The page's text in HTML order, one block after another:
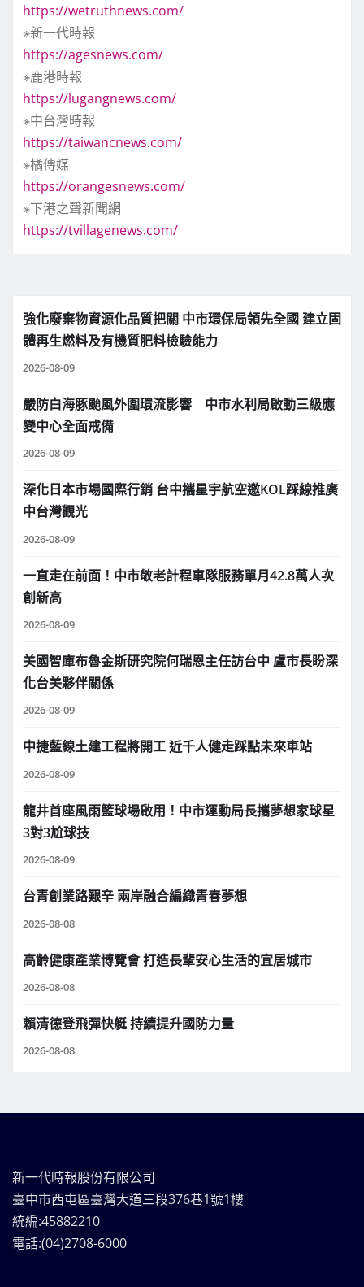
https://wetruthnews.com/
※新一代時報
https://agesnews.com/
※鹿港時報
https://lugangnews.com/
※中台灣時報
https://taiwancnews.com/
※橘傳媒
https://orangesnews.com/
※下港之聲新聞網
https://tvillagenews.com/
強化廢棄物資源化品質把關 中市環保局領先全國 建立固
體再生燃料及有機質肥料檢驗能力
2026-08-09
嚴防白海豚颱風外圍環流影響 中市水利局啟動三級應
變中心全面戒備
2026-08-09
深化日本市場國際行銷 台中攜星宇航空邀KOL踩線推廣
中台灣觀光
2026-08-09
一直走在前面！中市敬老計程車隊服務單月42.8萬人次
創新高
2026-08-09
美國智庫布魯金斯研究院何瑞恩主任訪台中 盧市長盼深
化台美夥伴關係
2026-08-09
中捷藍線土建工程將開工 近千人健走踩點未來車站
2026-08-09
龍井首座風雨籃球場啟用！中市運動局長攜夢想家球星
3對3尬球技
2026-08-09
台青創業路艱辛 兩岸融合編織青春夢想
2026-08-08
高齡健康產業博覽會 打造長輩安心生活的宜居城市
2026-08-08
賴清德登飛彈快艇 持續提升國防力量
2026-08-08
新一代時報股份有限公司
臺中市西屯區臺灣大道三段376巷1號1樓
統編:45882210
電話:(04)2708-6000